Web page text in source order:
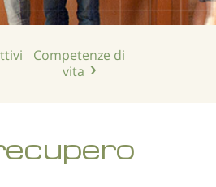
cinese
Competenze di
vita